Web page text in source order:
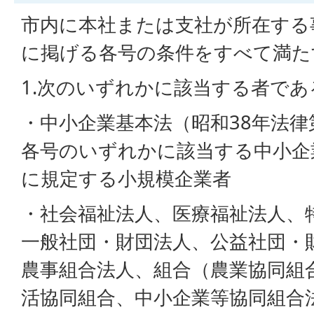
市内に本社または支社が所在す
に掲げる各号の条件をすべて満
1.次のいずれかに該当する者で
・中小企業基本法（昭和38年法
各号のいずれかに該当する中小
に規定する小規模企業者
・社会福祉法人、医療福祉法人
一般社団・財団法人、公益社団
農事組合法人、組合（農業協同
活協同組合、中小企業等協同組